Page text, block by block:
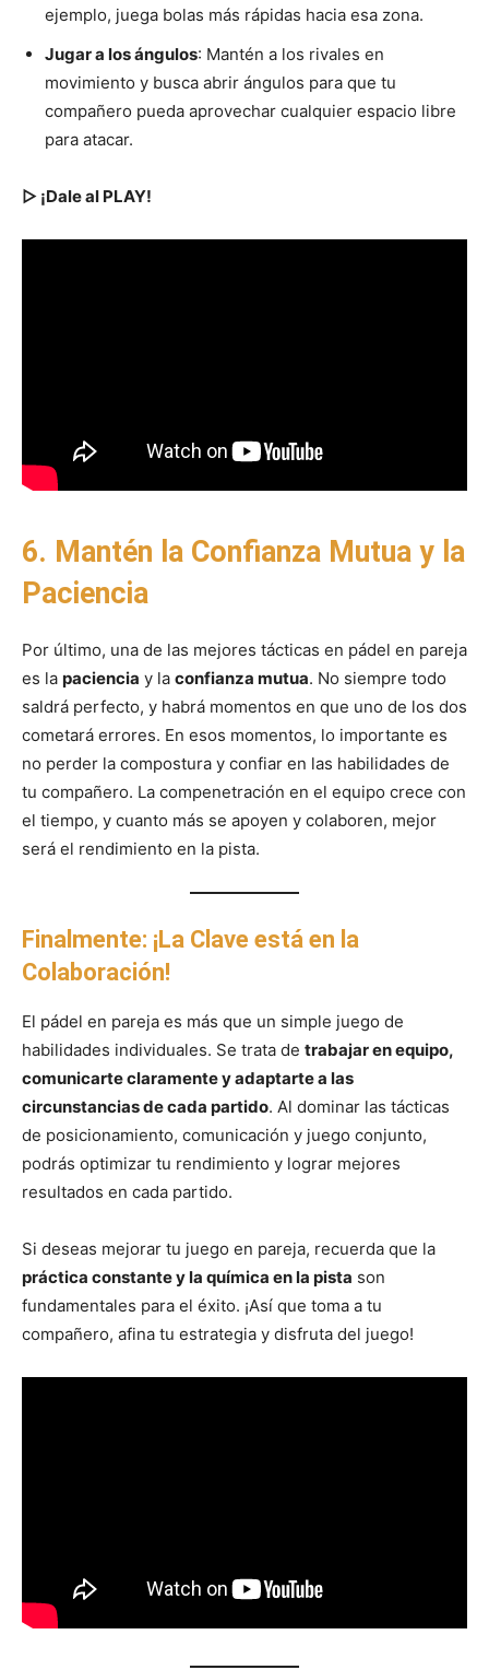
ejemplo, juega bolas más rápidas hacia esa zona.
Jugar a los ángulos: Mantén a los rivales en
movimiento y busca abrir ángulos para que tu
compañero pueda aprovechar cualquier espacio libre
para atacar.
▷ ¡Dale al PLAY!
6. Mantén la Confianza Mutua y la
Paciencia
Por último, una de las mejores tácticas en pádel en pareja
es la paciencia y la confianza mutua. No siempre todo
saldrá perfecto, y habrá momentos en que uno de los dos
cometará errores. En esos momentos, lo importante es
no perder la compostura y confiar en las habilidades de
tu compañero. La compenetración en el equipo crece con
el tiempo, y cuanto más se apoyen y colaboren, mejor
será el rendimiento en la pista.
Finalmente: ¡La Clave está en la
Colaboración!
El pádel en pareja es más que un simple juego de
habilidades individuales. Se trata de trabajar en equipo,
comunicarte claramente y adaptarte a las
circunstancias de cada partido. Al dominar las tácticas
de posicionamiento, comunicación y juego conjunto,
podrás optimizar tu rendimiento y lograr mejores
resultados en cada partido.
Si deseas mejorar tu juego en pareja, recuerda que la
práctica constante y la química en la pista son
fundamentales para el éxito. ¡Así que toma a tu
compañero, afina tu estrategia y disfruta del juego!